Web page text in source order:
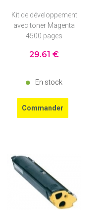
Kit de développement
avec toner Magenta
4500 pages
29.61 €
En stock